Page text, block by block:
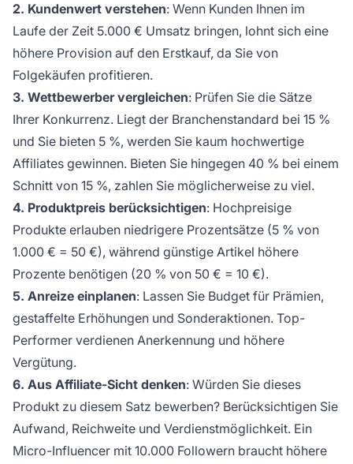
2. Kundenwert verstehen: Wenn Kunden Ihnen im
Laufe der Zeit 5.000 € Umsatz bringen, lohnt sich eine
höhere Provision auf den Erstkauf, da Sie von
Folgekäufen profitieren.
3. Wettbewerber vergleichen: Prüfen Sie die Sätze
Ihrer Konkurrenz. Liegt der Branchenstandard bei 15 %
und Sie bieten 5 %, werden Sie kaum hochwertige
Affiliates gewinnen. Bieten Sie hingegen 40 % bei einem
Schnitt von 15 %, zahlen Sie möglicherweise zu viel.
4. Produktpreis berücksichtigen: Hochpreisige
Produkte erlauben niedrigere Prozentsätze (5 % von
1.000 € = 50 €), während günstige Artikel höhere
Prozente benötigen (20 % von 50 € = 10 €).
5. Anreize einplanen: Lassen Sie Budget für Prämien,
gestaffelte Erhöhungen und Sonderaktionen. Top-
Performer verdienen Anerkennung und höhere
Vergütung.
6. Aus Affiliate-Sicht denken: Würden Sie dieses
Produkt zu diesem Satz bewerben? Berücksichtigen Sie
Aufwand, Reichweite und Verdienstmöglichkeit. Ein
Micro-Influencer mit 10.000 Followern braucht höhere